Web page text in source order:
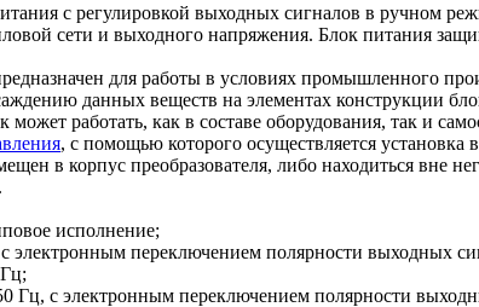
с регулировкой выходных сигналов в ручном
сети и выходного напряжения. Блок питания
для работы в условиях промышленного
данных веществ на элементах конструкции
работать, как в составе оборудования, так и
, с помощью которого осуществляется
в корпус преобразователя, либо находиться вне
исполнение;
электронным переключением полярности выходных
Гц, с электронным переключением полярности